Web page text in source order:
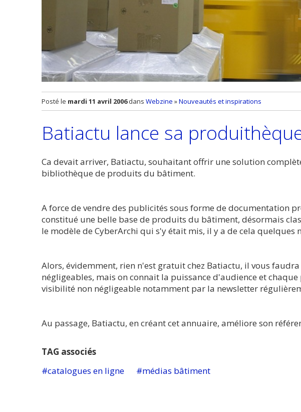
Posté le mardi 11 avril 2006 dans Webzine »Nouveautés et inspirations
Batiactu lance sa
Ca devait arriver, Batiactu, souhaitant offrir une solution
bibliothèque de produits du bâtiment.
A force de vendre des publicités sous forme de documentation
constitué une belle base de produits du bâtiment, désormais
le modèle de CyberArchi qui s'y était mis, il y a de cela quelques
Alors, évidemment, rien n'est gratuit chez Batiactu, il vous
négligeables, mais on connait la puissance d'audience et
visibilité non négligeable notamment par la newsletter
Au passage, Batiactu, en créant cet annuaire, améliore son
TAG associés
catalogues en ligne
médias bâtiment